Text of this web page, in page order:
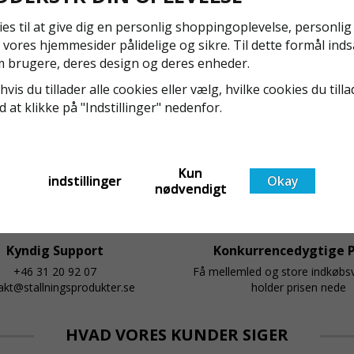
Även om det kan verka högst osannolikt så är våra
regler för rullställning i Sverige slappare än de från
EU i skrivande stund, men detta kommer det bli
ändring på. Från och med 2025 träder nya
föreskrifter i kraft i Sverige gällande rullställningar,
Läs mer om de nya reglerna!
Kyndig Support
+46 31 20 92 07
Konkurrencedygtige
Få mellemled og store
holder prisen nede
HVAD VORES KUNDER SIGER
til at give dig en personlig shoppingoplevelse,
hjemmesider pålidelige og sikre. Til dette formål
brugere, deres design og deres enheder.
du tillader alle cookies eller vælg, hvilke cookies du
at klikke på "Indstillinger" nedenfor.
indstillinger
Kun
nødvendigt
Okay